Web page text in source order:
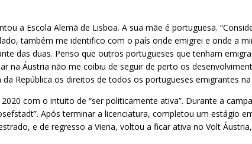
a Escola Alemã de Lisboa. A sua mãe é portuguesa.
também me identifico com o país onde emigrei e onde a
das duas. Penso que outros portugueses que tenham
na Áustria não me coibiu de seguir de perto os
República os direitos de todos os portugueses emigrantes na
com o intuito de “ser politicamente ativa”. Durante a
Após terminar a licenciatura, completou um estágio
e de regresso a Viena, voltou a ficar ativa no Volt